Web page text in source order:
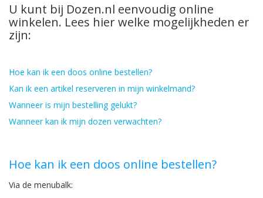
U kunt bij Dozen.nl eenvoudig online
winkelen. Lees hier welke mogelijkheden er
zijn:
Hoe kan ik een doos online bestellen?
Kan ik een artikel reserveren in mijn winkelmand?
Wanneer is mijn bestelling gelukt?
Wanneer kan ik mijn dozen verwachten?
Hoe kan ik een doos online bestellen?
Via de menubalk: